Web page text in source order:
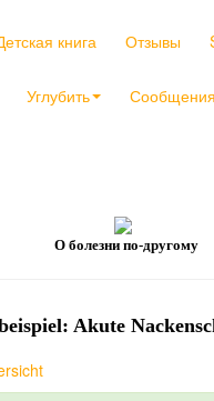
книга Отзывы
Углубить Сообщения
О болезни по-другому
Akute